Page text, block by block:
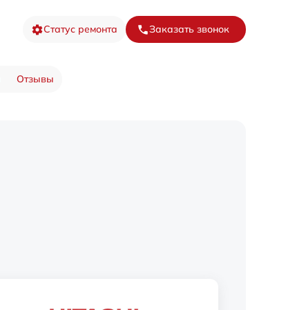
Статус ремонта Заказать звонок
Отзывы